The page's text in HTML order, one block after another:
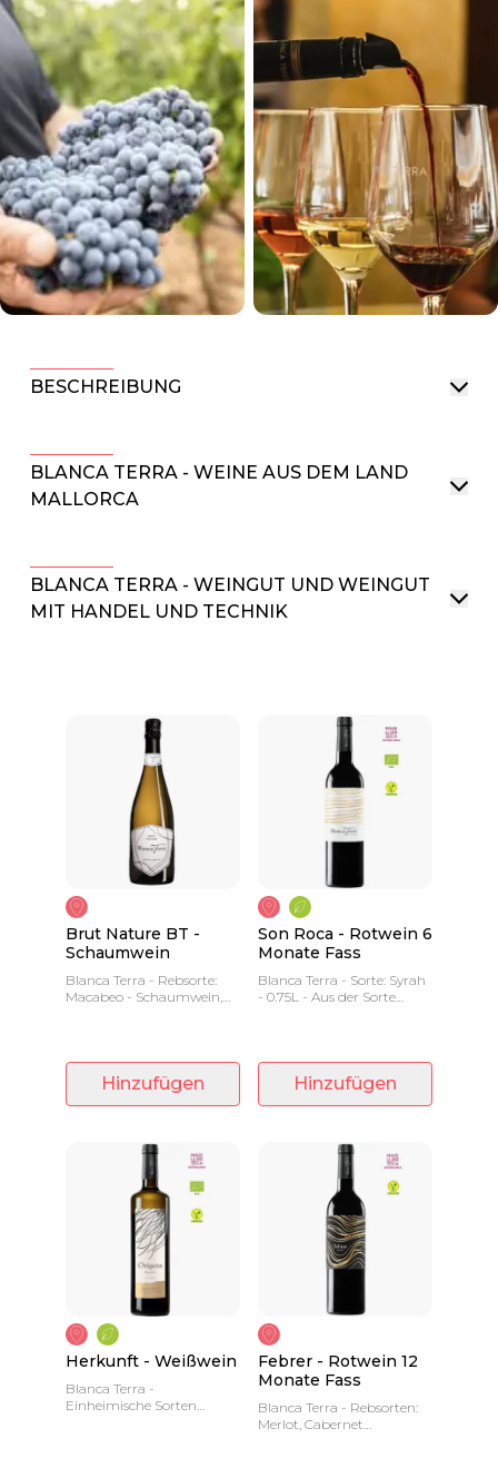
BESCHREIBUNG
BLANCA TERRA - WEINE AUS DEM LAND
MALLORCA
BLANCA TERRA - WEINGUT UND WEINGUT
MIT HANDEL UND TECHNIK
Brut Nature BT -
Schaumwein
Blanca Terra - Rebsorte:
Macabeo - Schaumwein,
von 24 Monaten.
Hinzufügen
Son Roca - Rotwein 6
Monate Fass
Blanca Terra - Sorte: Syrah
- 0.75L - Aus der Sorte
Hinzufügen
Herkunft - Weißwein
Blanca Terra -
Einheimische Sorten
Febrer - Rotwein 12
Monate Fass
Blanca Terra - Rebsorten:
Merlot, Cabernet